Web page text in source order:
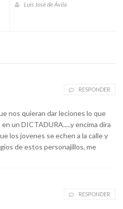
Luis José de Ávila
RESPONDER
nos quieran dar leciones lo que
un DICTADURA.....y encima dira
los jovenes se echen a la calle y
de estos personajillos, me
RESPONDER